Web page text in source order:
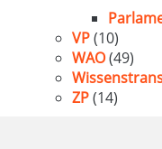
VP(10)
WAO(49)
ZP(14)